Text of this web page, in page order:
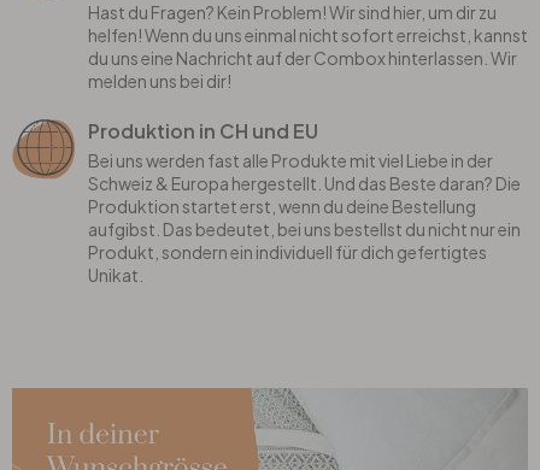
Hast du Fragen? Kein Problem! Wir sind hier, um dir zu
helfen! Wenn du uns einmal nicht sofort erreichst, kannst
du uns eine Nachricht auf der Combox hinterlassen. Wir
melden uns bei dir!
Produktion in CH und EU
Bei uns werden fast alle Produkte mit viel Liebe in der
Schweiz & Europa hergestellt. Und das Beste daran? Die
Produktion startet erst, wenn du deine Bestellung
aufgibst. Das bedeutet, bei uns bestellst du nicht nur ein
Produkt, sondern ein individuell für dich gefertigtes
Unikat.